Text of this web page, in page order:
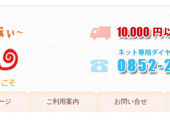
ジ ご利用案内 お問い合せ